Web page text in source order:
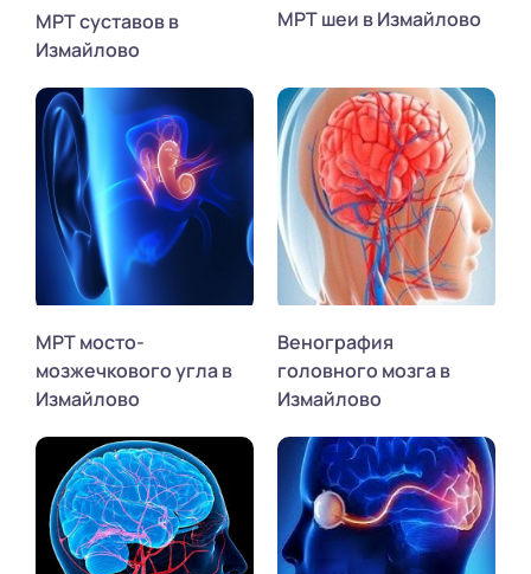
МРТ суставов в
Измайлово
МРТ шеи в Измайлово
МРТ мосто-
мозжечкового угла в
Измайлово
Венография
головного мозга в
Измайлово